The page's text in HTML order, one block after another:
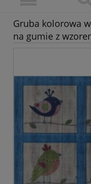
Gruba kolorowa
na gumie z